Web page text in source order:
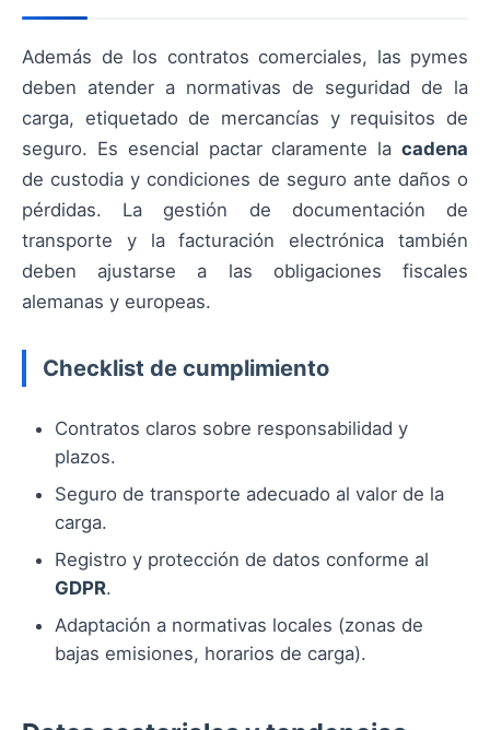
Además de los contratos comerciales, las pymes
deben atender a normativas de seguridad de la
carga, etiquetado de mercancías y requisitos de
seguro. Es esencial pactar claramente la cadena
de custodia y condiciones de seguro ante daños o
pérdidas. La gestión de documentación de
transporte y la facturación electrónica también
deben ajustarse a las obligaciones fiscales
alemanas y europeas.
Checklist de cumplimiento
Contratos claros sobre responsabilidad y
plazos.
Seguro de transporte adecuado al valor de la
carga.
Registro y protección de datos conforme al
GDPR.
Adaptación a normativas locales (zonas de
bajas emisiones, horarios de carga).